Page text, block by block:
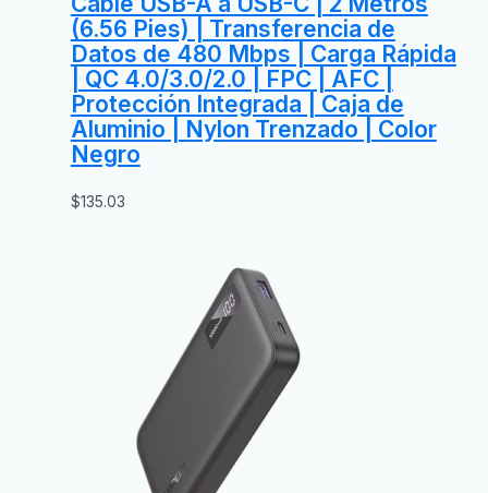
(6.56 Pies) | Transferencia de
Datos de 480 Mbps | Carga Rápida
| QC 4.0/3.0/2.0 | FPC | AFC |
Protección Integrada | Caja de
Aluminio | Nylon Trenzado | Color
Negro
$135.03